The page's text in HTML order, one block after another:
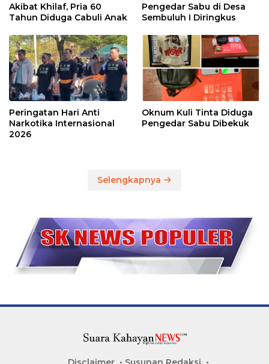
Akibat Khilaf, Pria 60
Tahun Diduga Cabuli Anak
Pengedar Sabu di Desa
Sembuluh I Diringkus
Peringatan Hari Anti
Narkotika Internasional
2026
Oknum Kuli Tinta Diduga
Pengedar Sabu Dibekuk
Selengkapnya